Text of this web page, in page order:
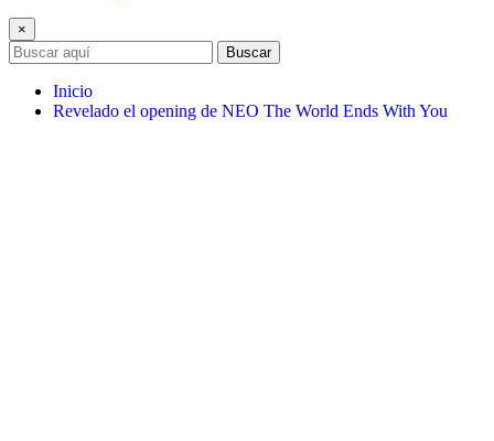
×
Buscar
Inicio
Revelado el opening de NEO The World Ends With You